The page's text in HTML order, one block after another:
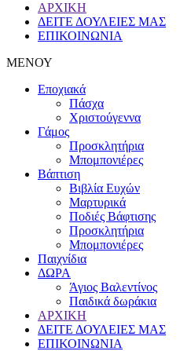
ΑΡΧΙΚΗ
ΔΕΙΤΕ ΔΟΥΛΕΙΕΣ ΜΑΣ
ΕΠΙΚΟΙΝΩΝΙΑ
ΜΕΝΟΥ
Εποχιακά
Πάσχα
Χριστούγεννα
Γάμος
Προσκλητήρια
Μπομπονιέρες
Βάπτιση
Βιβλία Ευχών
Μαρτυρικά
Ποδιές Βάφτισης
Προσκλητήρια
Μπομπονιέρες
Παιχνίδια
ΔΩΡΑ
Άγιος Βαλεντίνος
Παιδικά δωράκια
ΑΡΧΙΚΗ
ΔΕΙΤΕ ΔΟΥΛΕΙΕΣ ΜΑΣ
ΕΠΙΚΟΙΝΩΝΙΑ